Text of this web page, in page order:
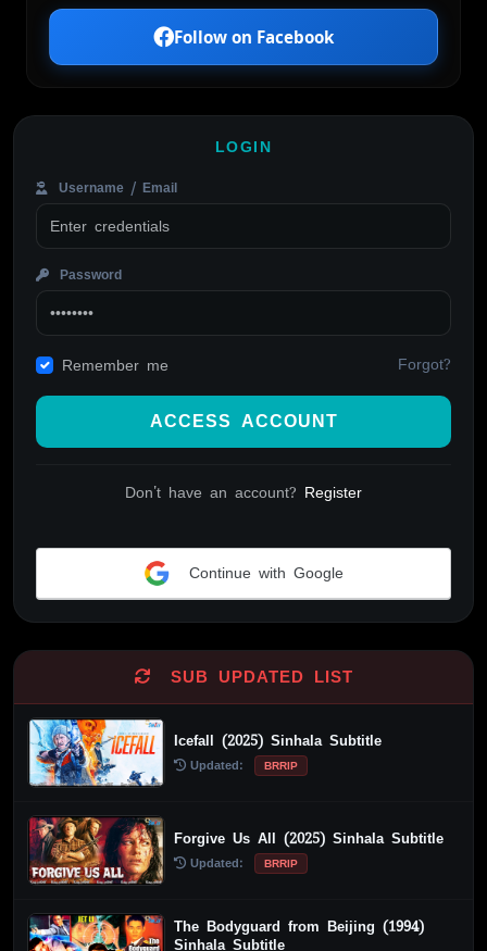
Follow on Facebook
LOGIN
Username / Email
Password
Remember me Forgot?
ACCESS ACCOUNT
Don't have an account? Register
Continue with Google
SUB UPDATED LIST
Icefall (2025) Sinhala Subtitle
Updated: BRRIP
Forgive Us All (2025) Sinhala Subtitle
Updated: BRRIP
The Bodyguard from Beijing (1994)
Sinhala Subtitle